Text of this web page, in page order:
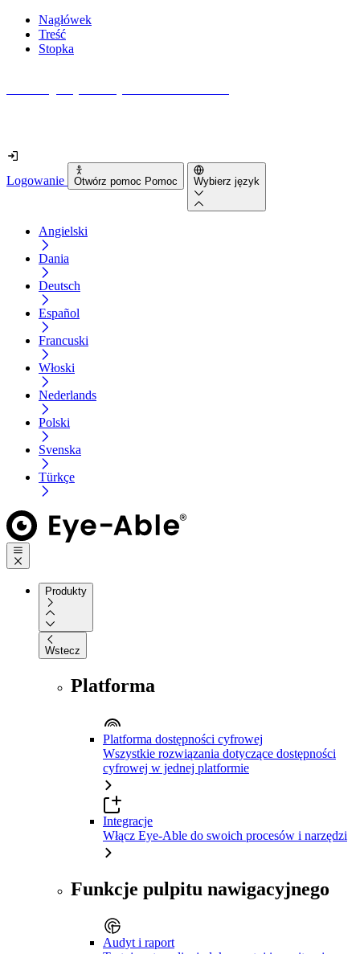
Nagłówek
Treść
Stopka
Logowanie Otwórz pomoc Pomoc Wybierz język
Angielski
Dania
Deutsch
Español
Francuski
Włoski
Nederlands
Polski
Svenska
Türkçe
Produkty
Wstecz
Platforma
Platforma dostępności cyfrowej
Wszystkie rozwiązania dotyczące dostępności
cyfrowej w jednej platformie
Integracje
Włącz Eye-Able do swoich procesów i narzędzi
Funkcje pulpitu nawigacyjnego
Audyt i raport